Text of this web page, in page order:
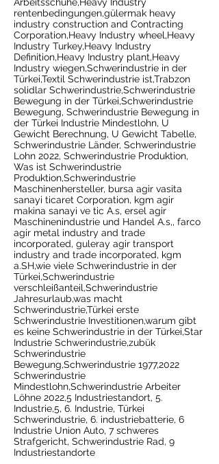
rentenbedingungen,gülermak heavy
industry construction and Contracting
Corporation,Heavy Industry wheel,Heavy
Industry Turkey,Heavy Industry
Definition,Heavy Industry plant,Heavy
Industry wiegen,Schwerindustrie in der
Türkei,Textil Schwerindustrie ist,Trabzon
solidlar Schwerindustrie,Schwerindustrie
Bewegung in der Türkei,Schwerindustrie
Bewegung, Schwerindustrie Bewegung in
der Türkei Industrie Mindestlohn, U
Gewicht Berechnung, U Gewicht Tabelle,
Schwerindustrie Länder, Schwerindustrie
Lohn 2022, Schwerindustrie Produktion,
Was ist Schwerindustrie
Produktion,Schwerindustrie
Maschinenhersteller, bursa agir vasita
sanayi ticaret Corporation, kgm agir
makina sanayi ve tic A.s, ersel agir
Maschinenindustrie und Handel A.s,, farco
agir metal industry and trade
incorporated, guleray agir transport
industry and trade incorporated, kgm
a.SH,wie viele Schwerindustrie in der
Türkei,Schwerindustrie
verschleißanteil,Schwerindustrie
Jahresurlaub,was macht
Schwerindustrie,Türkei erste
Schwerindustrie Investitionen,warum gibt
es keine Schwerindustrie in der Türkei,Star
Industrie Schwerindustrie,zubük
Schwerindustrie
Bewegung,Schwerindustrie 1977,2022
Schwerindustrie
Mindestlohn,Schwerindustrie Arbeiter
Löhne 2022,5 Industriestandort, 5.
Industrie,5, 6. Industrie, Türkei
Schwerindustrie, 6. industriebatterie, 6
Industrie Union Auto, 7 schweres
Strafgericht, Schwerindustrie Rad, 9
Industriestandorte